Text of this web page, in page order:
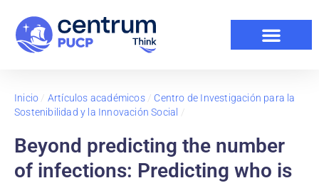
Inicio / Artículos académicos/ Centro de Investigación para la
Sostenibilidad y la Innovación Social /
Beyond predicting the number
of infections: Predicting who is